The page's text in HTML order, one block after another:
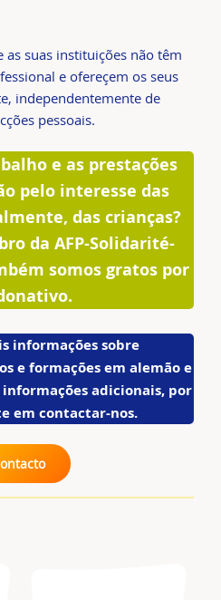
as suas instituições não têm
e ofereçem os seus
independentemente de
pessoais.
e as prestações
pelo interesse das
das crianças?
da AFP-Solidarité-
somos gratos por
informações sobre
e formações em alemão e
adicionais, por
em contactar-nos.